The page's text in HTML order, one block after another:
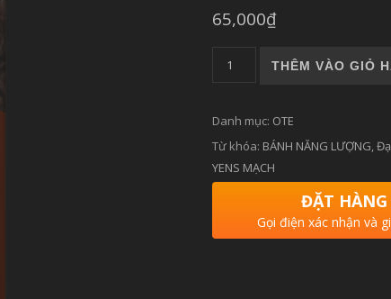
65,000₫
OTE Anytime Bar Bánh
THÊM VÀO GIỎ
Danh mục: OTE
Từ khóa: BÁNH NĂNG LƯỢNG,
YENS MẠCH
ĐẶT HÀNG
Gọi điện xác nhận và